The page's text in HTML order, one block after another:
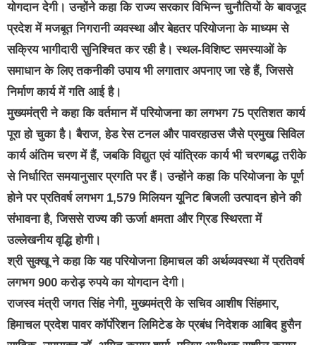
योगदान देगी। उन्होंने कहा कि राज्य सरकार विभिन्न चुनौतियों के बावजूद
प्रदेश में मजबूत निगरानी व्यवस्था और बेहतर परियोजना के माध्यम से
सक्रिय भागीदारी सुनिश्चित कर रही है। स्थल-विशिष्ट समस्याओं के
समाधान के लिए तकनीकी उपाय भी लगातार अपनाए जा रहे हैं, जिससे
निर्माण कार्य में गति आई है।
मुख्यमंत्री ने कहा कि वर्तमान में परियोजना का लगभग 75 प्रतिशत कार्य
पूरा हो चुका है। बैराज, हेड रेस टनल और पावरहाउस जैसे प्रमुख सिविल
कार्य अंतिम चरण में हैं, जबकि विद्युत एवं यांत्रिक कार्य भी चरणबद्ध तरीके
से निर्धारित समयानुसार प्रगति पर हैं। उन्होंने कहा कि परियोजना के पूर्ण
होने पर प्रतिवर्ष लगभग 1,579 मिलियन यूनिट बिजली उत्पादन होने की
संभावना है, जिससे राज्य की ऊर्जा क्षमता और ग्रिड स्थिरता में
उल्लेखनीय वृद्धि होगी।
श्री सुक्खू ने कहा कि यह परियोजना हिमाचल की अर्थव्यवस्था में प्रतिवर्ष
लगभग 900 करोड़ रुपये का योगदान देगी।
राजस्व मंत्री जगत सिंह नेगी, मुख्यमंत्री के सचिव आशीष सिंहमार,
हिमाचल प्रदेश पावर कॉर्पोरेशन लिमिटेड के प्रबंध निदेशक आबिद हुसैन